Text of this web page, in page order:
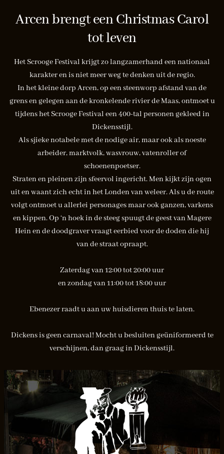
Arcen brengt een Christmas Carol
tot leven
Het Scrooge Festival krijgt zo langzamerhand een nationaal
karakter en is niet meer weg te denken uit de regio.
In het kleine dorp Arcen, op een steenworp afstand van de
grens en gelegen aan de kronkelende rivier de Maas, ontmoet u
tijdens het Scrooge Festival een 400-tal personen gekleed in
Dickensstijl.
Als sjieke notabele met de nodige air, maar ook als noeste
arbeider, marktvolk, wasvrouw, vatenroller of
schoenenpoetser.
Straten en pleinen zijn sfeervol ingericht. Men kijkt zijn ogen
uit en waant zich echt in het Londen van weleer. Als u de route
volgt ontmoet u allerlei personages maar ook ganzen, varkens
en kippen. Op ‘n hoek in de steeg spuugt de geest van Magere
Hein en de doodgraver vraagt eerbied voor de doden die hij
van de straat opraapt.
Zaterdag van 12:00 tot 20:00 uur
en zondag van 11:00 tot 18:00 uur
Ebenezer raadt u aan uw huisdieren thuis te laten.
Dickens is geen carnaval! Mocht u besluiten geüniformeerd te
verschijnen, dan graag in Dickensstijl.